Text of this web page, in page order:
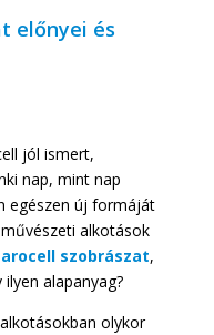
előnyei és
jól ismert,
nap, mint nap
egészen új formáját
alkotások
szobrászat,
alapanyag?
olykor